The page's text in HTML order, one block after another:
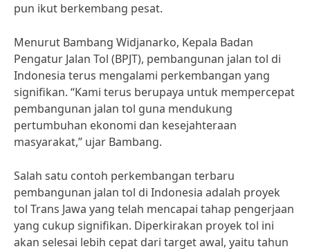
pun ikut berkembang pesat.
Menurut Bambang Widjanarko, Kepala Badan
Pengatur Jalan Tol (BPJT), pembangunan jalan tol di
Indonesia terus mengalami perkembangan yang
signifikan. “Kami terus berupaya untuk mempercepat
pembangunan jalan tol guna mendukung
pertumbuhan ekonomi dan kesejahteraan
masyarakat,” ujar Bambang.
Salah satu contoh perkembangan terbaru
pembangunan jalan tol di Indonesia adalah proyek
tol Trans Jawa yang telah mencapai tahap pengerjaan
yang cukup signifikan. Diperkirakan proyek tol ini
akan selesai lebih cepat dari target awal, yaitu tahun